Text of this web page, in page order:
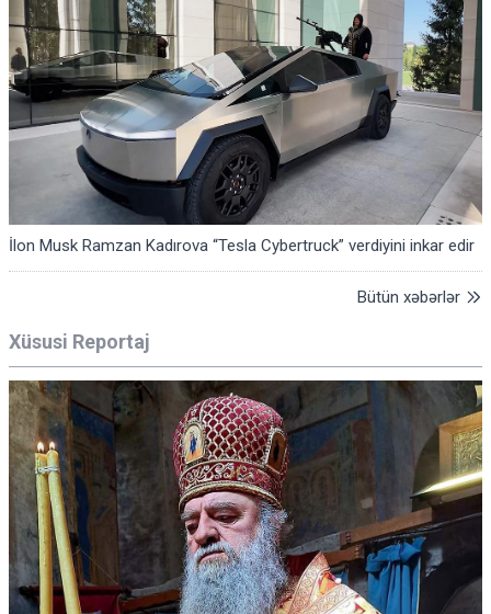
İlon Musk Ramzan Kadırova “Tesla Cybertruck” verdiyini inkar edir
Bütün xəbərlər
Xüsusi Reportaj